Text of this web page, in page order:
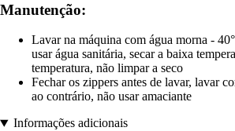
Manutenção:
Lavar na máquina com água morna -
usar água sanitária, secar a baixa
temperatura, não limpar a seco
Fechar os zippers antes de lavar, lavar
ao contrário, não usar amaciante
Informações adicionais